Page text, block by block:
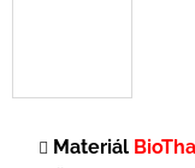
Materiál